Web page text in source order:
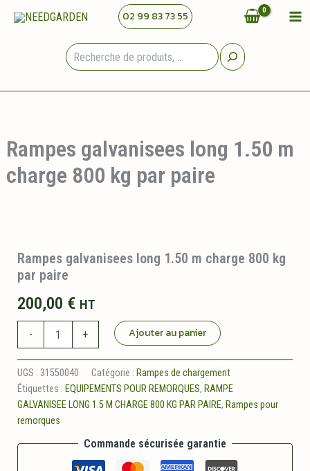
02 99 83 73 55
Rampes galvanisees long 1.50 m
charge 800 kg par paire
Rampes galvanisees long 1.50 m charge 800 kg
par paire
200,00 € HT
-
galvanisees
long
1.50
m
charge
+ Ajouter au panier
UGS : 31550040 Catégorie : Rampes de chargement
Étiquettes : EQUIPEMENTS POUR REMORQUES, RAMPE
GALVANISEE LONG 1.5 M CHARGE 800 KG PAR PAIRE, Rampes pour
remorques
Commande sécurisée garantie